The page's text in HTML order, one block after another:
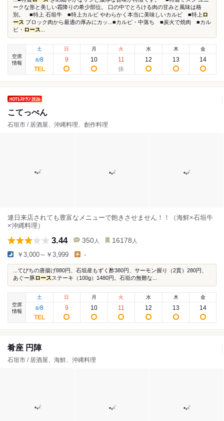
ークな形と美しい霜降りの希少部位。 口の中でとろける肉の甘みと風味は格
別。 ■特上 石垣牛 ■特上カルビ やわらかく本当に美味しいカルビ ■特上 ロ
ース ブロック肉から最適の厚みにカッ...■カルビ・中落ち ■炭火で焼肉 ■カル
ビ・ ロース
空席
情報
土
8/8
日
9
月
10
火
11
水
12
木
13
金
14
こてっぺん
石垣市 / 居酒屋、沖縄料理、創作料理
連日来店されても豊富なメニューで飽きさせません！！（海鮮×石垣牛
×沖縄料理）
3.44 350 人 16178 人
￥3,000～￥3,999 -
...てびちの唐揚げ880円、石垣産もずく酢380円、サーモン握り（2貫）280円、
あぐー豚ロースステーキ（100g）1480円。石垣の無難な...
空席
情報
土
8/8
日
9
月
10
火
11
水
12
木
13
金
14
肴座 円陣
石垣市 / 居酒屋、海鮮、沖縄料理